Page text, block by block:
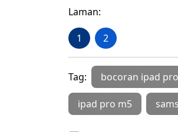
Laman:
1 2
Tag: bocoran ipad
ipad pro m5